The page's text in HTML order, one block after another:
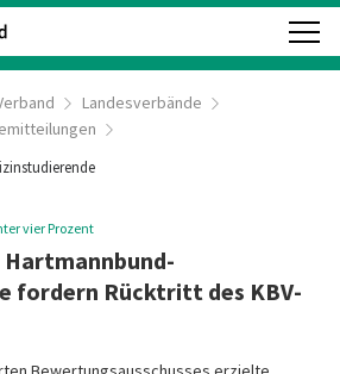
Landesverbände
vier Prozent
fordern Rücktritt des KBV-